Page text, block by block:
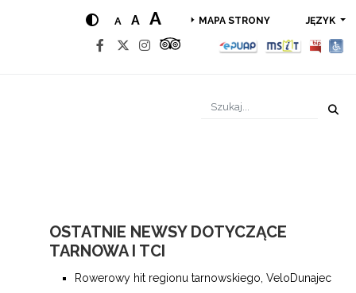
A A A MAPA STRONY JĘZYK
OSTATNIE NEWSY DOTYCZĄCE
TARNOWA I TCI
Rowerowy hit regionu tarnowskiego, VeloDunajec